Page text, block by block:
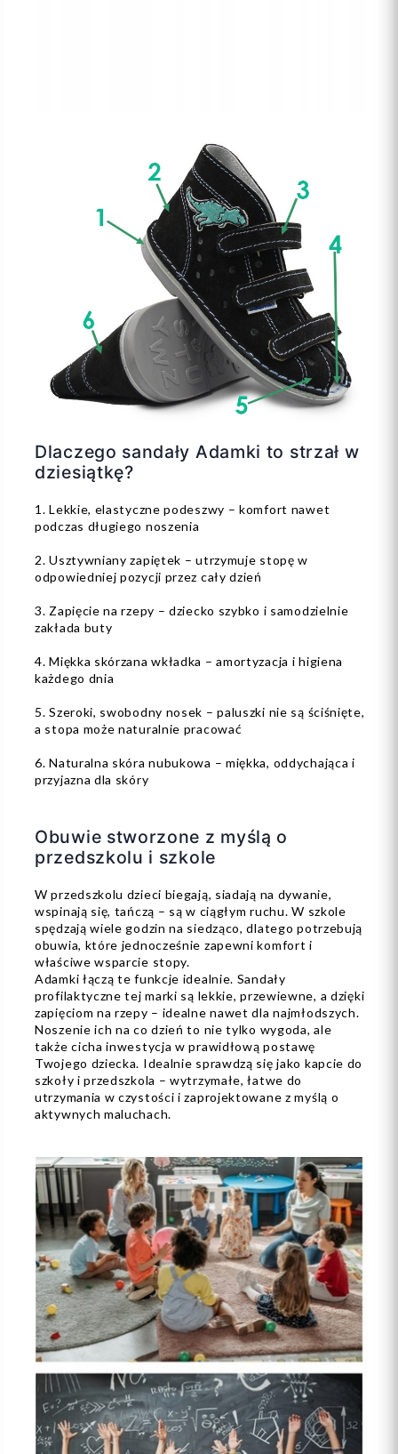
Dlaczego sandały Adamki to strzał w
dziesiątkę?
1. Lekkie, elastyczne podeszwy – komfort nawet
podczas długiego noszenia
2. Usztywniany zapiętek – utrzymuje stopę w
odpowiedniej pozycji przez cały dzień
3. Zapięcie na rzepy – dziecko szybko i samodzielnie
zakłada buty
4. Miękka skórzana wkładka – amortyzacja i higiena
każdego dnia
5. Szeroki, swobodny nosek – paluszki nie są ściśnięte,
a stopa może naturalnie pracować
6. Naturalna skóra nubukowa – miękka, oddychająca i
przyjazna dla skóry
Obuwie stworzone z myślą o
przedszkolu i szkole
W przedszkolu dzieci biegają, siadają na dywanie,
wspinają się, tańczą – są w ciągłym ruchu. W szkole
spędzają wiele godzin na siedząco, dlatego potrzebują
obuwia, które jednocześnie zapewni komfort i
właściwe wsparcie stopy.
Adamki łączą te funkcje idealnie. Sandały
profilaktyczne tej marki są lekkie, przewiewne, a dzięki
zapięciom na rzepy – idealne nawet dla najmłodszych.
Noszenie ich na co dzień to nie tylko wygoda, ale
także cicha inwestycja w prawidłową postawę
Twojego dziecka. Idealnie sprawdzą się jako kapcie do
szkoły i przedszkola – wytrzymałe, łatwe do
utrzymania w czystości i zaprojektowane z myślą o
aktywnych maluchach.